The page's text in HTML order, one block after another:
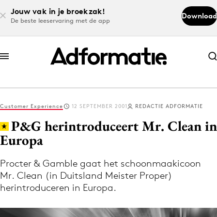
Jouw vak in je broekzak!
De beste leeservaring met de app
Download
Abonneer nu
Abonneer nu
Log in
Volg het laatste nieuws via de Adformatie
Nieuws app
Customer Experience 12 SEPTEMBER 2001 REDACTIE ADFORMATIE
P&G herintroduceert Mr. Clean in
Europa
Procter & Gamble gaat het schoonmaakicoon
Mr. Clean (in Duitsland Meister Proper)
herintroduceren in Europa.